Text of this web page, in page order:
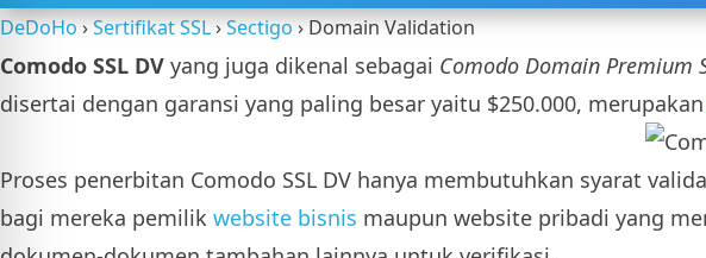
DeDoHo›Sertifikat SSL›Sectigo›Domain Validation
Comodo SSL DV yang juga dikenal sebagai Comodo Domain Premium
disertai dengan garansi yang paling besar yaitu $250.000, merupakan
Proses penerbitan Comodo SSL DV hanya membutuhkan syarat
bagi mereka pemilik website bisnis maupun website pribadi yang